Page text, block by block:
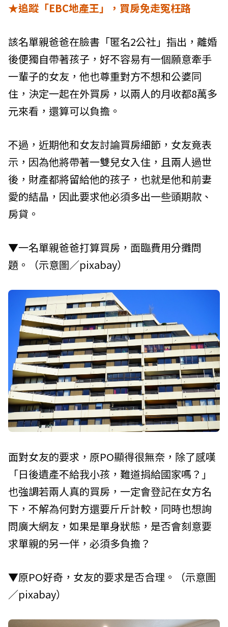
★追蹤「EBC地產王」，買房免走冤枉路
該名單親爸爸在臉書「匿名2公社」指出，離婚
後便獨自帶著孩子，好不容易有一個願意牽手
一輩子的女友，他也尊重對方不想和公婆同
住，決定一起在外買房，以兩人的月收都8萬多
元來看，還算可以負擔。
不過，近期他和女友討論買房細節，女友竟表
示，因為他將帶著一雙兒女入住，且兩人過世
後，財產都將留給他的孩子，也就是他和前妻
愛的結晶，因此要求他必須多出一些頭期款、
房貸。
▼一名單親爸爸打算買房，面臨費用分攤問
題。（示意圖／pixabay）
面對女友的要求，原PO顯得很無奈，除了感嘆
「日後遺產不給我小孩，難道捐給國家嗎？」
也強調若兩人真的買房，一定會登記在女方名
下，不解為何對方還要斤斤計較，同時也想詢
問廣大網友，如果是單身狀態，是否會刻意要
求單親的另一伴，必須多負擔？
▼原PO好奇，女友的要求是否合理。（示意圖
／pixabay）